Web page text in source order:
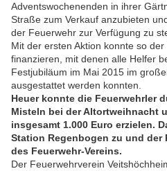
Adventswochenenden in ihrer
Straße zum Verkauf anzubieten
der Feuerwehr zur Verfügung zu
Mit der ersten Aktion konnte so
finanzieren, mit denen alle Helfer
Festjubiläum im Mai 2015 im
ausgestattet werden konnten.
Heuer konnte die Feuerwehrler
Misteln bei der Altortweihnacht
insgesamt 1.000 Euro erzielen.
Station Regenbogen zu und
des Feuerwehr-Vereins.
Der Feuerwehrverein